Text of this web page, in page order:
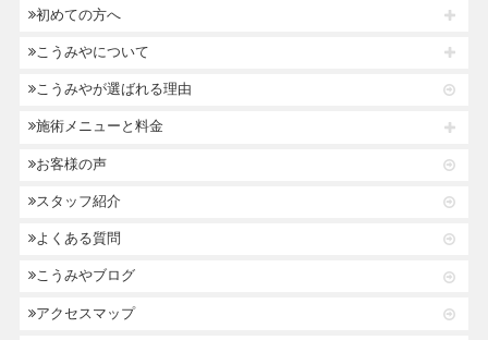
初めての方へ
こうみやについて
こうみやが選ばれる理由
施術メニューと料金
お客様の声
スタッフ紹介
よくある質問
こうみやブログ
アクセスマップ